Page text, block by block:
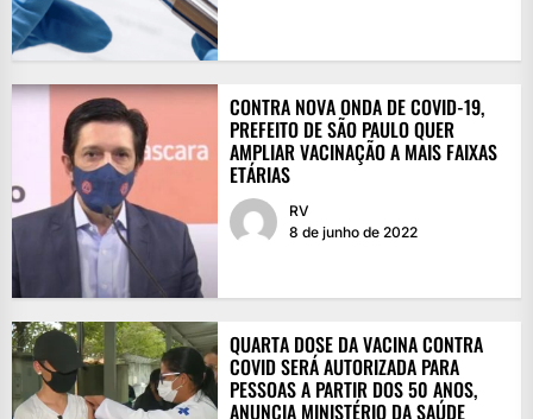
CONTRA NOVA ONDA DE COVID-19,
PREFEITO DE SÃO PAULO QUER
AMPLIAR VACINAÇÃO A MAIS FAIXAS
ETÁRIAS
RV
8 de junho de 2022
QUARTA DOSE DA VACINA CONTRA
COVID SERÁ AUTORIZADA PARA
PESSOAS A PARTIR DOS 50 ANOS,
ANUNCIA MINISTÉRIO DA SAÚDE